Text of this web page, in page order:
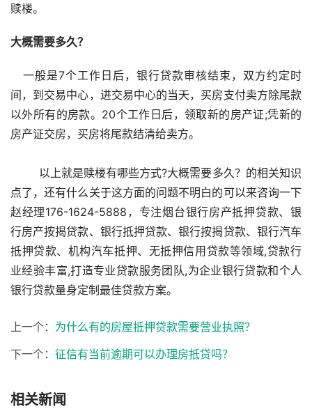
赎楼。
大概需要多久？
一般是7个工作日后，银行贷款审核结束，双方约定时
间，到交易中心，进交易中心的当天，买房支付卖方除尾款
以外所有的房款。20个工作日后，领取新的房产证;凭新的
房产证交房，买房将尾款结清给卖方。
以上就是赎楼有哪些方式?大概需要多久？的相关知识
点了，还有什么关于这方面的问题不明白的可以来咨询一下
赵经理176-1624-5888，专注烟台银行房产抵押贷款、银
行房产按揭贷款、银行抵押贷款、银行按揭贷款、银行汽车
抵押贷款、机构汽车抵押、无抵押信用贷款等领域,贷款行
业经验丰富,打造专业贷款服务团队,为企业银行贷款和个人
银行贷款量身定制最佳贷款方案。
上一个： 为什么有的房屋抵押贷款需要营业执照？
下一个： 征信有当前逾期可以办理房抵贷吗？
相关新闻